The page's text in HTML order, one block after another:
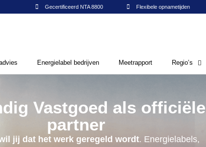
Gecertificeerd NTA 8800​ Flexibele opnametijden​
Energielabel bedrijven Meetrapport Regio’s
Vastgoed als officiële
partner
jij dat het werk geregeld wordt. Energielabels,